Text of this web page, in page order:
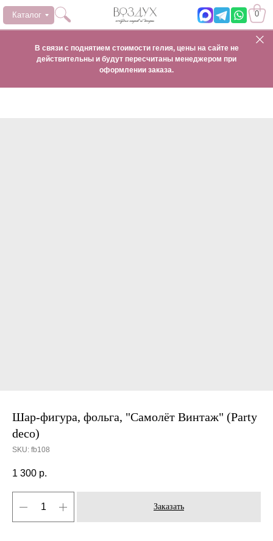
0
Каталог
В связи с поднятием стоимости гелия, цены на сайте не
действительны и будут пересчитаны менеджером при
оформлении заказа.
Шар-фигура, фольга, "Самолёт Винтаж" (Party
deco)
SKU: fb108
1 300 р.
Заказать